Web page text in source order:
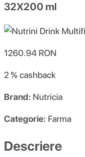
32X200 ml
1260.94 RON
2 %cashback
Brand: Nutricia
Categorie: Farma
Descriere